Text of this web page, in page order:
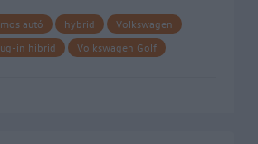
autó hybrid
Volkswagen
in hibrid
Volkswagen Golf